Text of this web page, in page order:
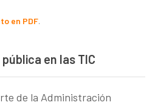
en PDF.
en las TIC
de la Administración